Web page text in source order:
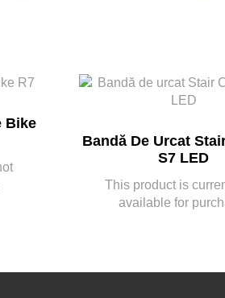
Bike
Bandă De Urcat
S7 LED
This product is
available for